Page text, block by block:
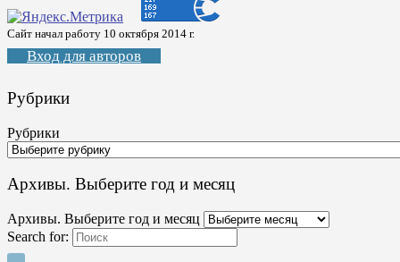
Сайт начал работу 10 октября 2014 г.
Вход для авторов
Рубрики
Рубрики
Архивы. Выберите год и месяц
Архивы. Выберите год и месяц
Search for: